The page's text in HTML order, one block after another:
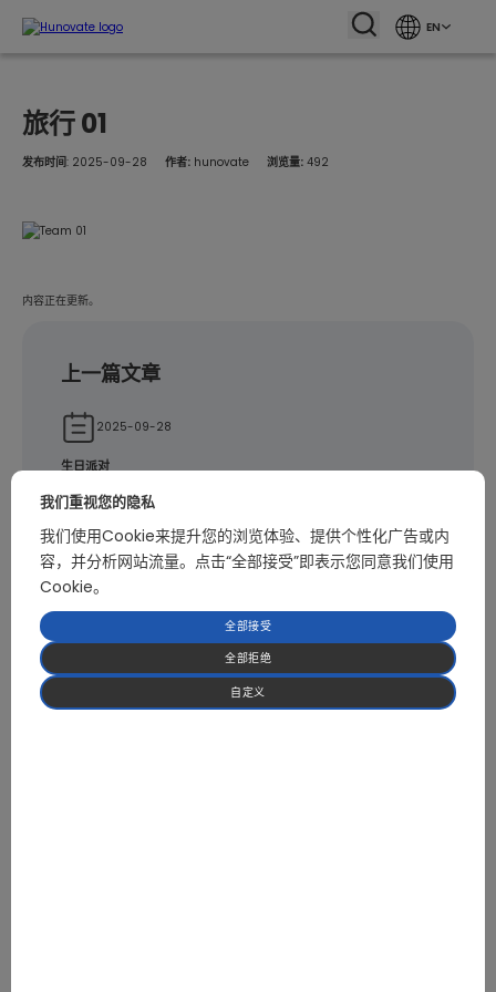
EN
旅行 01
发布时间: 2025-09-28 作者: hunovate 浏览量: 492
内容正在更新。
上一篇文章
2025-09-28
生日派对
我们重视您的隐私
我们使用Cookie来提升您的浏览体验、提供个性化广告或内
容，并分析网站流量。点击“全部接受”即表示您同意我们使用
Cookie。
自定义
全部拒绝
全部接受